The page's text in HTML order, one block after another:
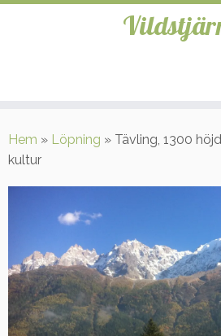
till
innehåll
Hem » Löpning » Tävling, 1300
kultur